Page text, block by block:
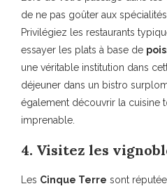
de ne pas goûter aux
Privilégiez les restaurants
essayer les plats à base de
une véritable institution dans
déjeuner dans un bistro
également découvrir la cuisine
imprenable.
4. Visitez les
Les Cinque Terre sont